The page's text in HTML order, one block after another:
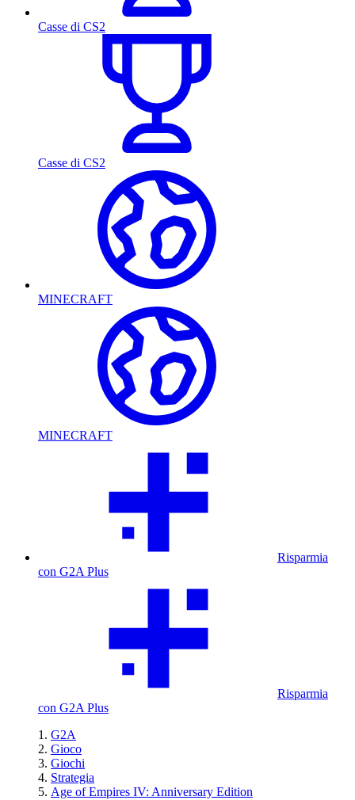
Casse di CS2
Casse di CS2
MINECRAFT
MINECRAFT
Risparmia
con G2A Plus
Risparmia
con G2A Plus
G2A
Gioco
Giochi
Strategia
Age of Empires IV: Anniversary Edition